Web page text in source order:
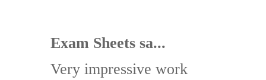
Exam Sheets sa...
Very impressive work